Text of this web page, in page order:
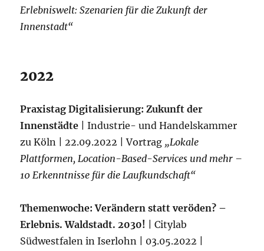
Erlebniswelt: Szenarien für die Zukunft der
Innenstadt“
2022
Praxistag Digitalisierung: Zukunft der
Innenstädte | Industrie- und Handelskammer
zu Köln | 22.09.2022 | Vortrag „Lokale
Plattformen, Location-Based-Services und mehr –
10 Erkenntnisse für die Laufkundschaft“
Themenwoche: Verändern statt veröden? –
Erlebnis. Waldstadt. 2030! | Citylab
Südwestfalen in Iserlohn | 03.05.2022 |